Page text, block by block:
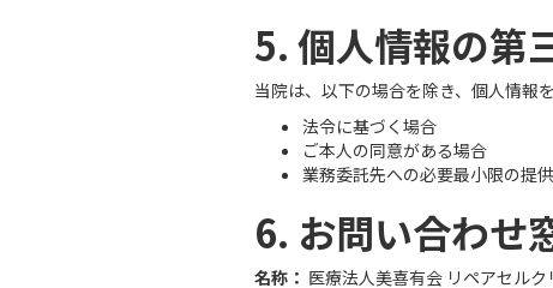
5. 個人情報の第
当院は、以下の場合を除き、個人情報
法令に基づく場合
ご本人の同意がある場合
業務委託先への必要最小限の提供
6. お問い合わせ
名称： 医療法人美喜有会 リペアセルク